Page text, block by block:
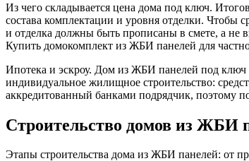
Из чего складывается цена дома под ключ.
состава комплектации и уровня отделки. Чтобы
и отделка должны быть прописаны в смете, а не
Купить домокомплект из ЖБИ панелей для
Ипотека и эскроу. Дом из ЖБИ панелей под ключ
индивидуальное жилищное строительство:
аккредитованный банками подрядчик, поэтому
Строительство домов из ЖБИ
Этапы строительства дома из ЖБИ панелей: от